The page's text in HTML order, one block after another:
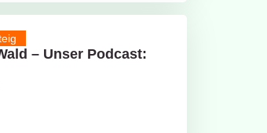
– Unser Podcast: